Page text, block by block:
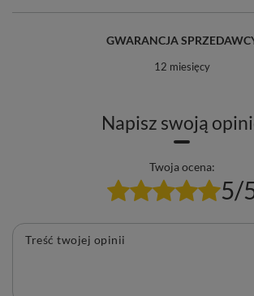
GWARANCJA
12 miesięcy
Napisz swoją
Twoja ocena:
5/
Treść twojej opinii